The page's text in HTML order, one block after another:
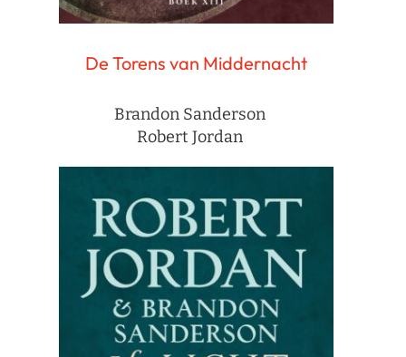
De Torens van Middernacht
Brandon Sanderson
Robert Jordan